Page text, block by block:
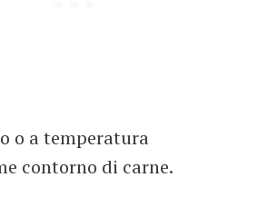
o a temperatura
contorno di carne.